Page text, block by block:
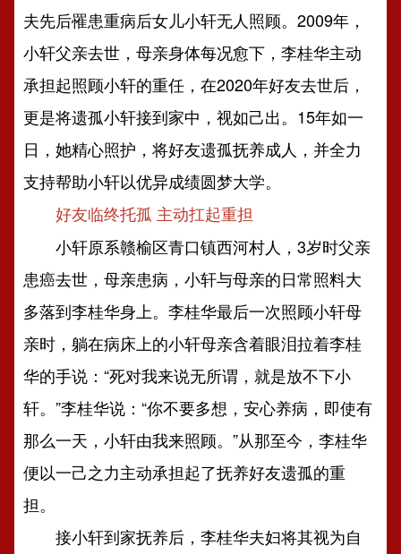
夫先后罹患重病后女儿小轩无人照顾。2009年，
小轩父亲去世，母亲身体每况愈下，李桂华主动
承担起照顾小轩的重任，在2020年好友去世后，
更是将遗孤小轩接到家中，视如己出。15年如一
日，她精心照护，将好友遗孤抚养成人，并全力
支持帮助小轩以优异成绩圆梦大学。
好友临终托孤 主动扛起重担
小轩原系赣榆区青口镇西河村人，3岁时父亲
患癌去世，母亲患病，小轩与母亲的日常照料大
多落到李桂华身上。李桂华最后一次照顾小轩母
亲时，躺在病床上的小轩母亲含着眼泪拉着李桂
华的手说：“死对我来说无所谓，就是放不下小
轩。”李桂华说：“你不要多想，安心养病，即使有
那么一天，小轩由我来照顾。”从那至今，李桂华
便以一己之力主动承担起了抚养好友遗孤的重
担。
接小轩到家抚养后，李桂华夫妇将其视为自